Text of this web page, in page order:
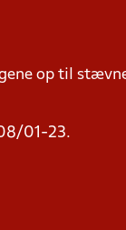
op til
01-23.